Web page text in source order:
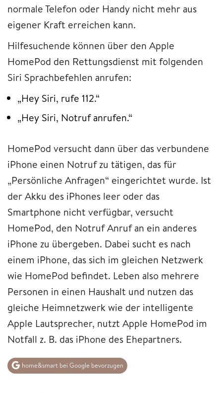
normale Telefon oder Handy nicht mehr aus
eigener Kraft erreichen kann.
Hilfesuchende können über den Apple
HomePod den Rettungsdienst mit folgenden
Siri Sprachbefehlen anrufen:
„Hey Siri, rufe 112.“
„Hey Siri, Notruf anrufen.“
HomePod versucht dann über das verbundene
iPhone einen Notruf zu tätigen, das für
„Persönliche Anfragen“ eingerichtet wurde. Ist
der Akku des iPhones leer oder das
Smartphone nicht verfügbar, versucht
HomePod, den Notruf Anruf an ein anderes
iPhone zu übergeben. Dabei sucht es nach
einem iPhone, das sich im gleichen Netzwerk
wie HomePod befindet. Leben also mehrere
Personen in einen Haushalt und nutzen das
gleiche Heimnetzwerk wie der intelligente
Apple Lautsprecher, nutzt Apple HomePod im
Notfall z. B. das iPhone des Ehepartners.
home&smart bei Google bevorzugen